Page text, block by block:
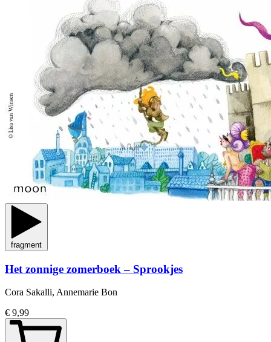
fragment
Het zonnige zomerboek – Sprookjes
Cora Sakalli, Annemarie Bon
€ 9,99